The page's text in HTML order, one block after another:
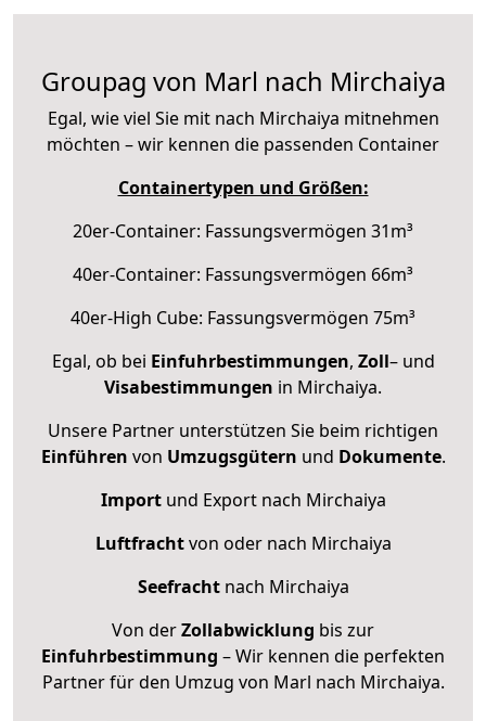
Groupag von Marl nach Mirchaiya
Egal, wie viel Sie mit nach Mirchaiya mitnehmen
möchten – wir kennen die passenden Container
Containertypen und Größen:
20er-Container: Fassungsvermögen 31m³
40er-Container: Fassungsvermögen 66m³
40er-High Cube: Fassungsvermögen 75m³
Egal, ob bei Einfuhrbestimmungen, Zoll– und
Visabestimmungen in Mirchaiya.
Unsere Partner unterstützen Sie beim richtigen
Einführen von Umzugsgütern und Dokumente.
Importund Export nach Mirchaiya
Luftfrachtvon oder nach Mirchaiya
Seefrachtnach Mirchaiya
Von derZollabwicklung bis zur
Einfuhrbestimmung – Wir kennen die perfekten
Partner für den Umzug von Marl nach Mirchaiya.